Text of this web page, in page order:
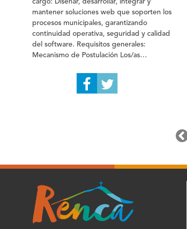
cargo: Diseñar, desarrollar, integrar y
mantener soluciones web que soporten los
procesos municipales, garantizando
continuidad operativa, seguridad y calidad
del software. Requisitos generales:
Mecanismo de Postulación Los/as
antecedentes: Interesados e interesadas
pueden revisar y descargar las bases a